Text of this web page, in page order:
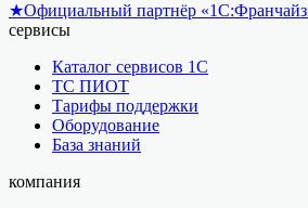
★Официальный партнёр
сервисы
Каталог сервисов 1С
ТС ПИОТ
Тарифы поддержки
Оборудование
База знаний
компания